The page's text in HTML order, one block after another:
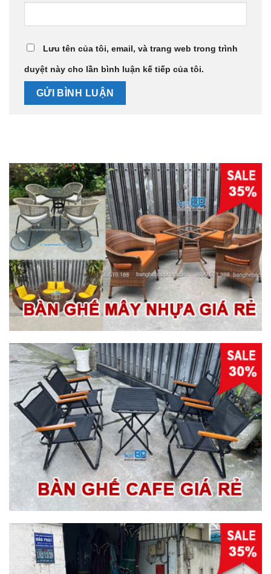
Lưu tên của tôi, email, và trang web trong trình
duyệt này cho lần bình luận kế tiếp của tôi.